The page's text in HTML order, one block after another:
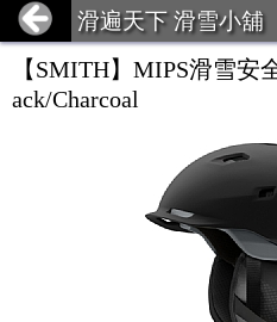
滑遍天下 滑雪小舖
【SMITH】MIPS滑雪安
ack/Charcoal